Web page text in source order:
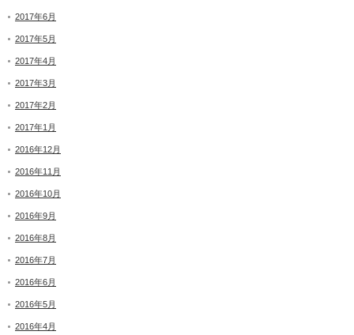
2017年6月
2017年5月
2017年4月
2017年3月
2017年2月
2017年1月
2016年12月
2016年11月
2016年10月
2016年9月
2016年8月
2016年7月
2016年6月
2016年5月
2016年4月